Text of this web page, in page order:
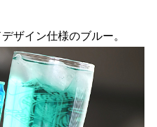
ザイン仕様のブルー。